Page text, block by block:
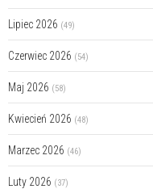
Lipiec 2026 (49)
Czerwiec 2026 (54)
Maj 2026 (58)
Kwiecień 2026 (48)
Marzec 2026 (46)
Luty 2026 (37)